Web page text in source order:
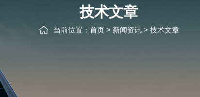
技术文章
当前位置： 首页> 新闻资讯> 技术文章